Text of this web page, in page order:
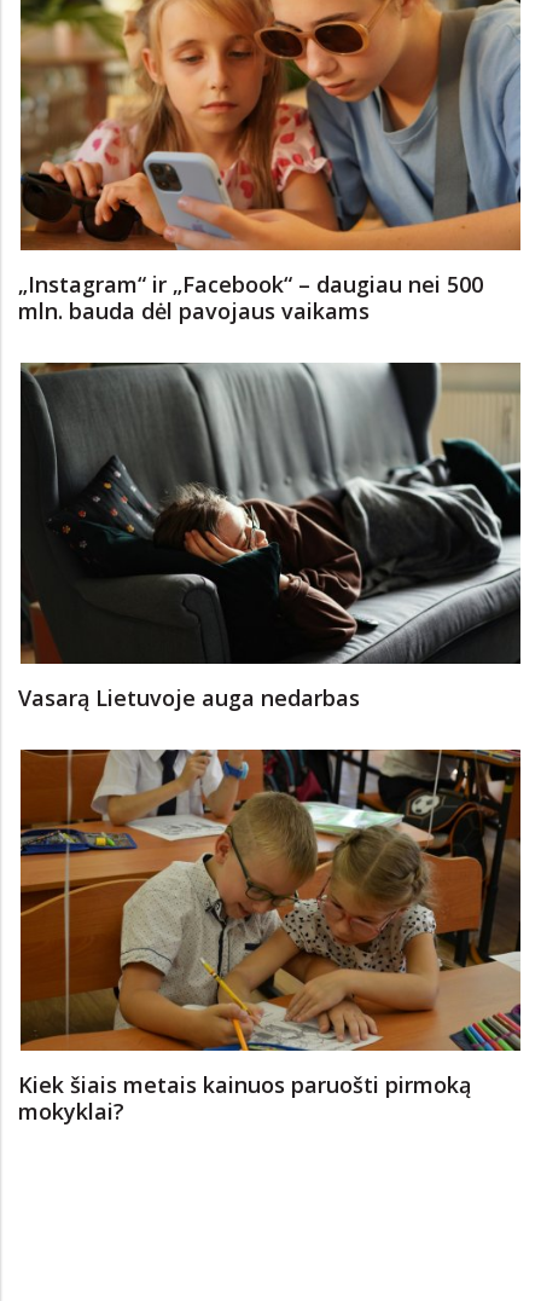
„Instagram“ ir „Facebook“ – daugiau nei 500
mln. bauda dėl pavojaus vaikams
Vasarą Lietuvoje auga nedarbas
Kiek šiais metais kainuos paruošti pirmoką
mokyklai?